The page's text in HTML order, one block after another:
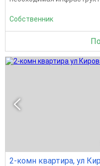
Собственник
2-комн квартира, ул